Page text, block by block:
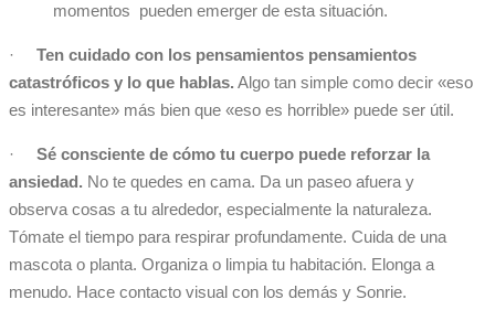
momentos pueden emerger de esta situación.
·
Ten cuidado con los pensamientos pensamientos
catastróficos y lo que hablas. Algo tan simple como decir «eso
es interesante» más bien que «eso es horrible» puede ser útil.
· Sé consciente de cómo tu cuerpo puede reforzar la
ansiedad. No te quedes en cama. Da un paseo afuera y
observa cosas a tu alrededor, especialmente la naturaleza.
Tómate el tiempo para respirar profundamente. Cuida de una
mascota o planta. Organiza o limpia tu habitación. Elonga a
menudo. Hace contacto visual con los demás y Sonrie.